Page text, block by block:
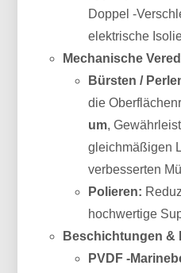
Doppel -
elektrische
Mechanische
Bürsten /
die
um,
gleichmäßigen
verbesserten
Polieren:
hochwertige
Beschichtungen &
PVDF -